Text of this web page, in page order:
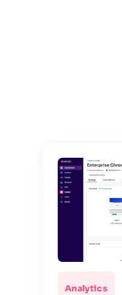
Analytics